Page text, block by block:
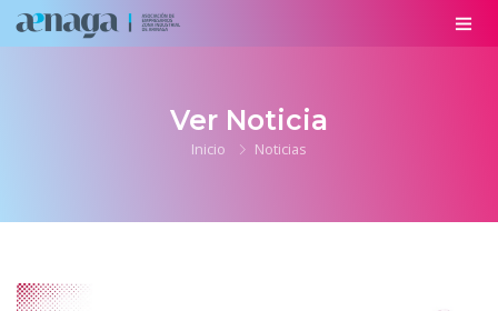
Ver Noticia
Inicio Noticias